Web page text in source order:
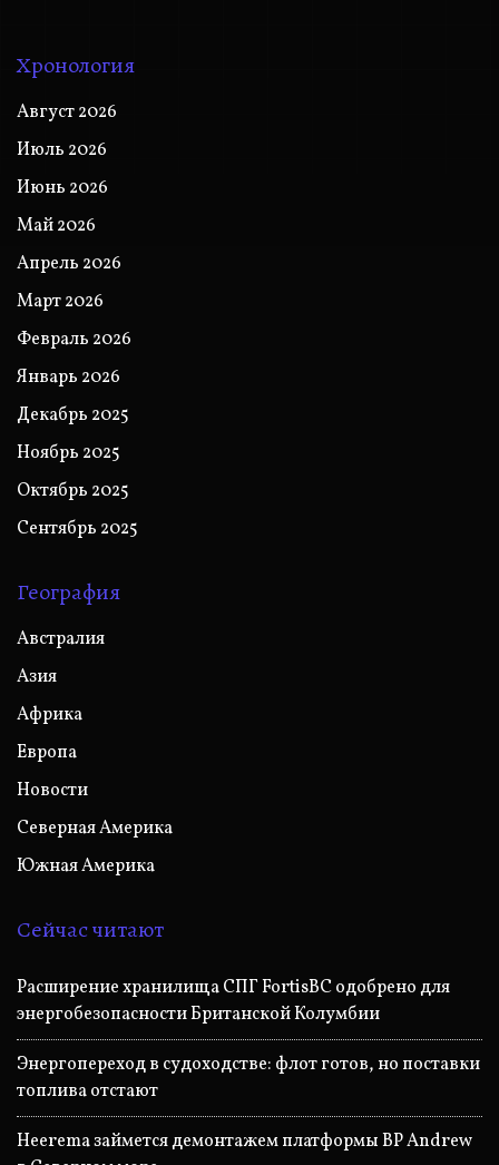
Хронология
Август 2026
Июль 2026
Июнь 2026
Май 2026
Апрель 2026
Март 2026
Февраль 2026
Январь 2026
Декабрь 2025
Ноябрь 2025
Октябрь 2025
Сентябрь 2025
География
Австралия
Азия
Африка
Европа
Новости
Северная Америка
Южная Америка
Сейчас читают
Расширение хранилища СПГ FortisBC одобрено для
энергобезопасности Британской Колумбии
Энергопереход в судоходстве: флот готов, но поставки
топлива отстают
Heerema займется демонтажем платформы BP Andrew